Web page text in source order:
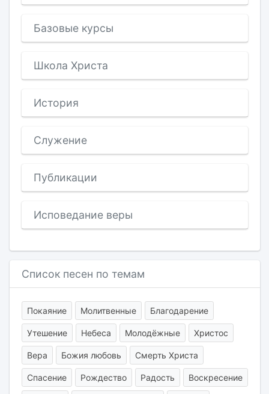
Базовые курсы
Школа Христа
История
Служение
Публикации
Исповедание веры
Список песен по темам
Покаяние Молитвенные Благодарение
Утешение Небеса Молодёжные Христос
Вера Божия любовь Смерть Христа
Спасение Рождество Радость Воскресение